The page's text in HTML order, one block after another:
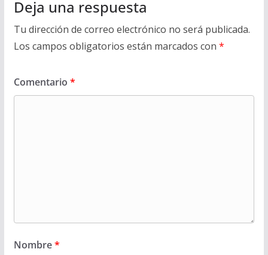
Deja una respuesta
Tu dirección de correo electrónico no será publicada.
Los campos obligatorios están marcados con *
Comentario *
Nombre*